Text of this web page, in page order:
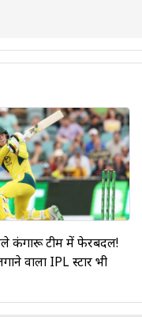
मैच में 0 रही है।
कंगारू टीम में फेरबदल!
वाला IPL स्टार भी